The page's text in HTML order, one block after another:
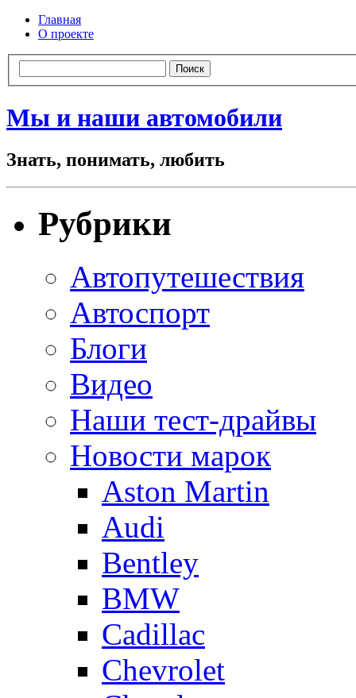
Главная
О проекте
Мы и наши автомобили
Знать, понимать, любить
Рубрики
Автопутешествия
Автоспорт
Блоги
Видео
Наши тест-драйвы
Новости марок
Aston Martin
Audi
Bentley
BMW
Cadillac
Chevrolet